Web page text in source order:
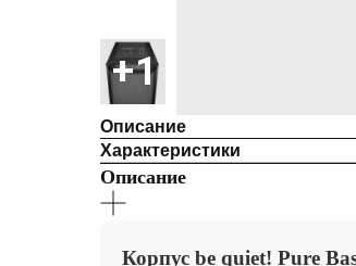
Описание
Характеристики
Описание
Корпус be quiet! Pure